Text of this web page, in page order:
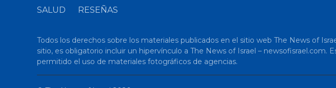
SALUD
RESEÑAS
Todos los derechos sobre los materiales publicados en el sitio web The News of
sitio, es obligatorio incluir un hipervínculo a The News of Israel –
permitido el uso de materiales fotográficos de agencias.